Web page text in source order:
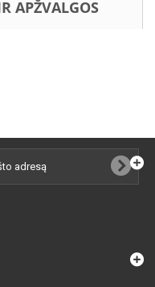
APŽVALGOS